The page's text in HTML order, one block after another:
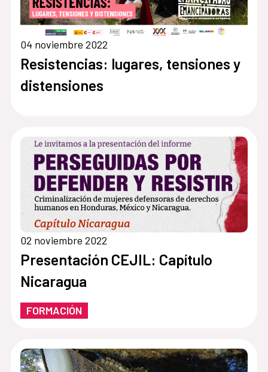
04 noviembre 2022
Resistencias: lugares, tensiones y
distensiones
02 noviembre 2022
Presentación CEJIL: Capítulo
Nicaragua
FORMACIÓN